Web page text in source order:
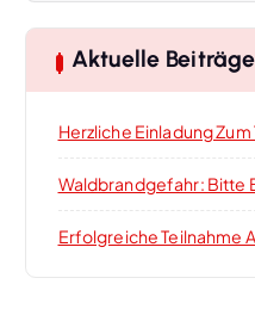
s
-
Aktuelle Beiträge
Herzliche Einladung
Waldbrandgefahr: Bitte
Erfolgreiche Teilnahme